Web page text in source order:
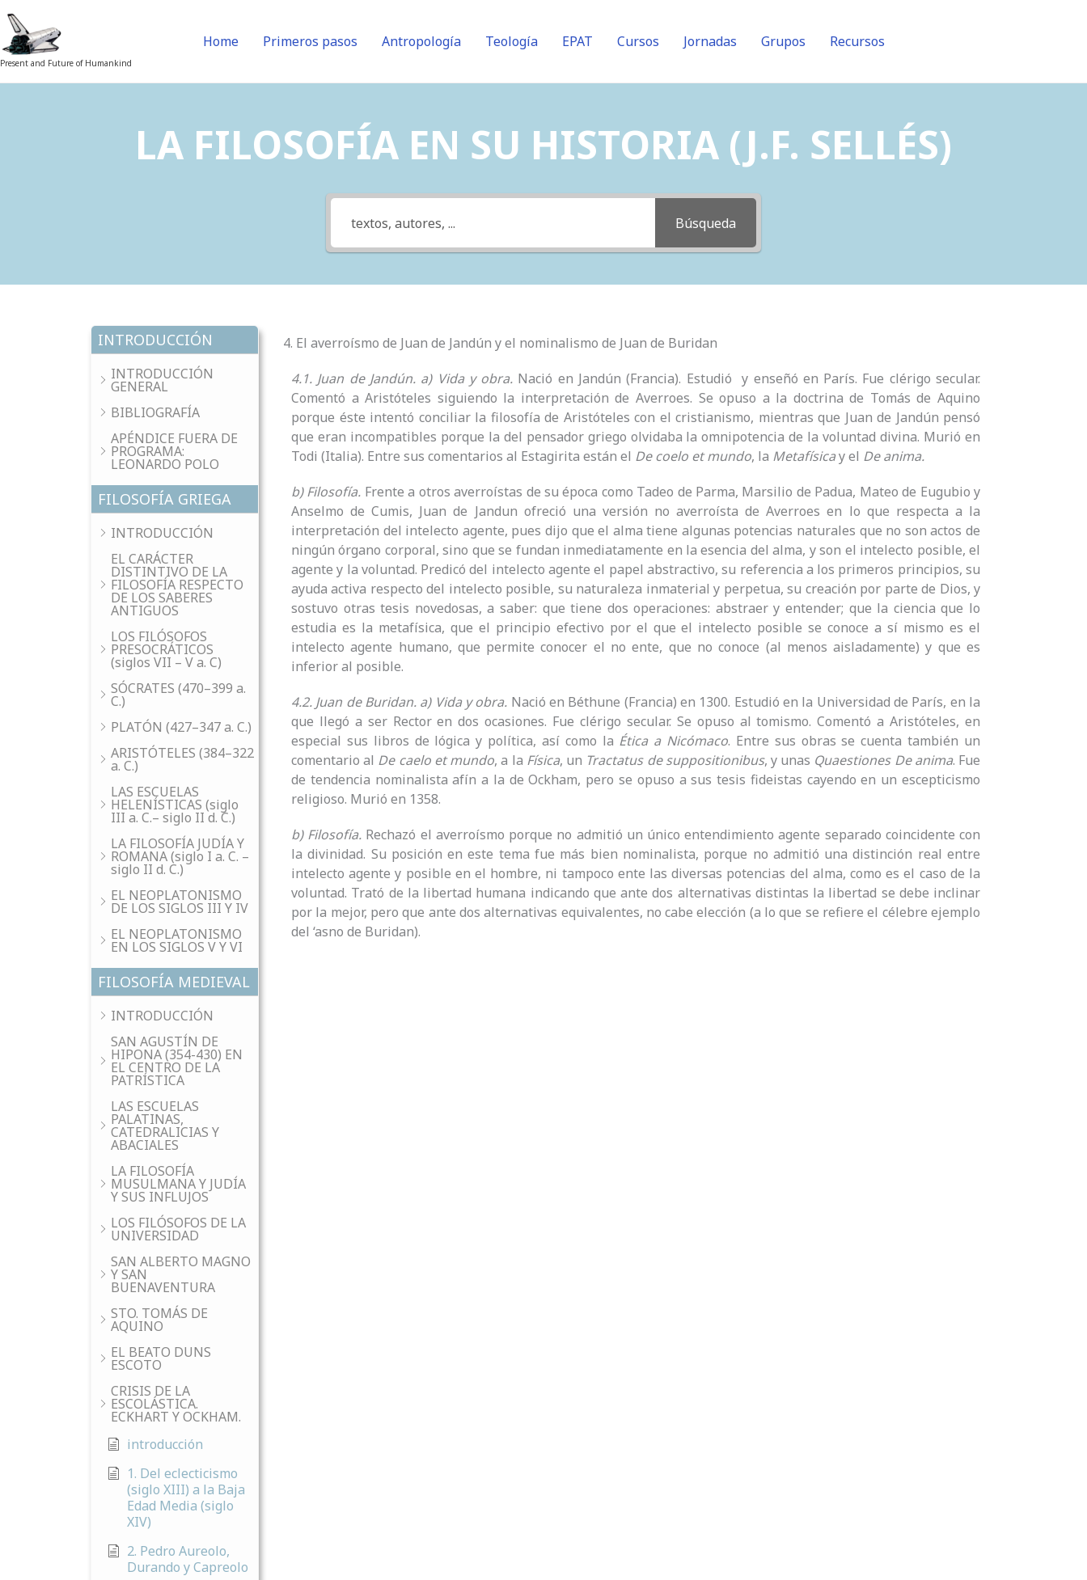
Skip
to
content
Present and Future of Humankind
Home Primeros pasos Antropología Teología EPAT Cursos Jornadas Grupos Recursos
LA FILOSOFÍA EN SU HISTORIA (J.F. SELLÉS)
Búsqueda
INTRODUCCIÓN
INTRODUCCIÓN
GENERAL
BIBLIOGRAFÍA
APÉNDICE FUERA DE
PROGRAMA:
LEONARDO POLO
FILOSOFÍA GRIEGA
INTRODUCCIÓN
EL CARÁCTER
DISTINTIVO DE LA
FILOSOFÍA RESPECTO
DE LOS SABERES
ANTIGUOS
LOS FILÓSOFOS
PRESOCRÁTICOS
(siglos VII – V a. C)
SÓCRATES (470–399 a.
C.)
PLATÓN (427–347 a. C.)
ARISTÓTELES (384–322
a. C.)
LAS ESCUELAS
HELENÍSTICAS (siglo
III a. C.– siglo II d. C.)
LA FILOSOFÍA JUDÍA Y
ROMANA (siglo I a. C. –
siglo II d. C.)
EL NEOPLATONISMO
DE LOS SIGLOS III Y IV
EL NEOPLATONISMO
EN LOS SIGLOS V Y VI
FILOSOFÍA MEDIEVAL
INTRODUCCIÓN
SAN AGUSTÍN DE
HIPONA (354-430) EN
EL CENTRO DE LA
PATRÍSTICA
LAS ESCUELAS
PALATINAS,
CATEDRALICIAS Y
ABACIALES
LA FILOSOFÍA
MUSULMANA Y JUDÍA
Y SUS INFLUJOS
LOS FILÓSOFOS DE LA
UNIVERSIDAD
SAN ALBERTO MAGNO
Y SAN
BUENAVENTURA
STO. TOMÁS DE
AQUINO
EL BEATO DUNS
ESCOTO
CRISIS DE LA
ESCOLÁSTICA.
ECKHART Y OCKHAM.
introducción
1. Del eclecticismo
(siglo XIII) a la Baja
Edad Media (siglo
XIV)
2. Pedro Aureolo,
Durando y Capreolo
4. El averroísmo de Juan de Jandún y el nominalismo de Juan de Buridan
4.1. Juan de Jandún. a) Vida y obra. Nació en Jandún (Francia). Estudió y enseñó en París. Fue clérigo secular.
Comentó a Aristóteles siguiendo la interpretación de Averroes. Se opuso a la doctrina de Tomás de Aquino
porque éste intentó conciliar la filosofía de Aristóteles con el cristianismo, mientras que Juan de Jandún pensó
que eran incompatibles porque la del pensador griego olvidaba la omnipotencia de la voluntad divina. Murió en
Todi (Italia). Entre sus comentarios al Estagirita están el De coelo et mundo, la Metafísicay el De anima.
b) Filosofía. Frente a otros averroístas de su época como Tadeo de Parma, Marsilio de Padua, Mateo de Eugubio y
Anselmo de Cumis, Juan de Jandun ofreció una versión no averroísta de Averroes en lo que respecta a la
interpretación del intelecto agente, pues dijo que el alma tiene algunas potencias naturales que no son actos de
ningún órgano corporal, sino que se fundan inmediatamente en la esencia del alma, y son el intelecto posible, el
agente y la voluntad. Predicó del intelecto agente el papel abstractivo, su referencia a los primeros principios, su
ayuda activa respecto del intelecto posible, su naturaleza inmaterial y perpetua, su creación por parte de Dios, y
sostuvo otras tesis novedosas, a saber: que tiene dos operaciones: abstraer y entender; que la ciencia que lo
estudia es la metafísica, que el principio efectivo por el que el intelecto posible se conoce a sí mismo es el
intelecto agente humano, que permite conocer el no ente, que no conoce (al menos aisladamente) y que es
inferior al posible.
4.2. Juan de Buridan. a) Vida y obra. Nació en Béthune (Francia) en 1300. Estudió en la Universidad de París, en la
que llegó a ser Rector en dos ocasiones. Fue clérigo secular. Se opuso al tomismo. Comentó a Aristóteles, en
especial sus libros de lógica y política, así como la Ética a Nicómaco. Entre sus obras se cuenta también un
comentario al De caelo et mundo, a la Física, un Tractatus de suppositionibus, y unas Quaestiones De anima. Fue
de tendencia nominalista afín a la de Ockham, pero se opuso a sus tesis fideistas cayendo en un escepticismo
religioso. Murió en 1358.
b) Filosofía. Rechazó el averroísmo porque no admitió un único entendimiento agente separado coincidente con
la divinidad. Su posición en este tema fue más bien nominalista, porque no admitió una distinción real entre
intelecto agente y posible en el hombre, ni tampoco ente las diversas potencias del alma, como es el caso de la
voluntad. Trató de la libertad humana indicando que ante dos alternativas distintas la libertad se debe inclinar
por la mejor, pero que ante dos alternativas equivalentes, no cabe elección (a lo que se refiere el célebre ejemplo
del ‘asno de Buridan).